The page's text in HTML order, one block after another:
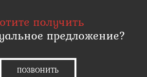
получить
предложение?
ПОЗВОНИТЬ